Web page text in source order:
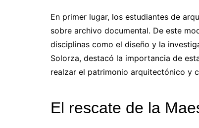
En primer lugar, los estudiantes de
sobre archivo documental. De este
disciplinas como el diseño y la
Solorza, destacó la importancia de
realzar el patrimonio arquitectónico y
El rescate de la